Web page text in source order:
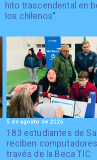
hito trascendental en
los chilenos"
183 estudiantes de
reciben
través de la Beca TIC
5 de agosto de 2026